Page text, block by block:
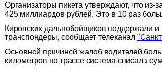
Организаторы пикета утверждают, что
425 миллиардов рублей. Это в 10 раз
Кировских дальнобойщиков поддержали
транспондеры, сообщает телеканал
Основной причиной жалоб водителей
километров по трассе система списала